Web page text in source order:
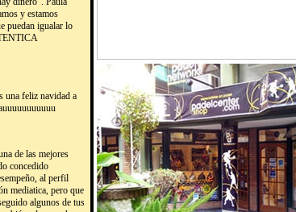
y estamos
puedan igualar lo
una feliz navidad a
de las mejores
concedido
al perfil
mediatica, pero que
algunos de tus